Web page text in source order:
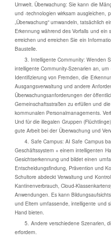
Umwelt. Überwachung: Sie kann die
und -technologien wirksam ausgleichen,
„Überwachung“ umwandeln, tatsächlich
Erkennung während des Vorfalls und
erreichen und erreichen Sie ein
Baustelle.
3. Intelligente Community: Wenden
intelligente Community-Szenarien an,
Identifizierung von Fremden, die
Ausgangsverwaltung und andere
Überwachungsanforderungen der
Gemeinschaftsstraßen zu erfüllen und
kommunalen Personalmanagements.
Und für die illegalen Gruppen
gute Arbeit bei der Überwachung und
4. Safe Campus: AI Safe Campus
Geschäftssystem + einem intelligenten
Gesichtserkennung und bildet einen
Entscheidungsfindung, Prävention und
Schultore abdeckt Verwaltung und
Kantinenverbrauch, Cloud-
Anwendungen. Es kann
und Eltern umfassende, intelligente und
Hand bieten.
5. Andere verschiedene Szenarien,
erfordern.